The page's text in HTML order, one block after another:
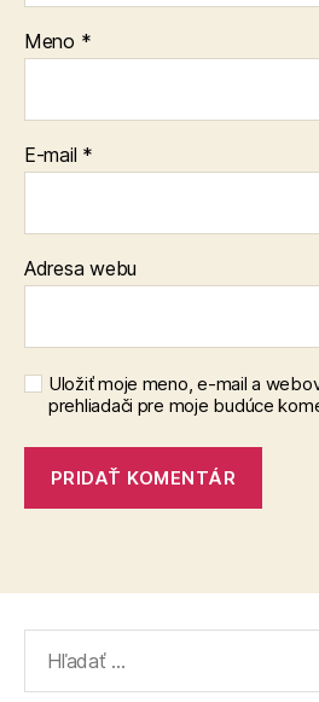
Meno *
E-mail *
Adresa webu
Uložiť moje meno, e-mail a
prehliadači pre moje budúce